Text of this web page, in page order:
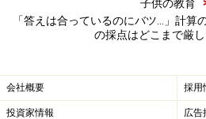
しかし、クラス担任や教科担任
というのでは、子どもたちも混
いうことが起きないよう、学校
事になってくるでしょう。
子供の教育
「答えは合っているのにバツ…」計算
の採点はどこまで厳
会社概要 採用
投資家情報 広告